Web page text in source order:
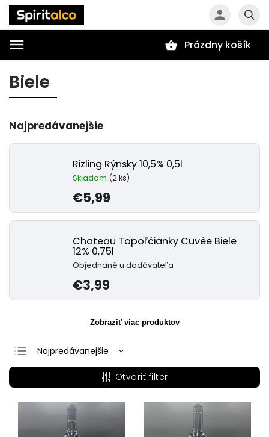
Prázdny košík
Biele
Najpredávanejšie
Rizling Rýnsky 10,5% 0,5l
Skladom (2 ks)
€5,99
Chateau Topoľčianky Cuvée Biele
12% 0,75l
Objednané u dodávateľa
€3,99
Zobraziť viac produktov
Najpredávanejšie
Najlacnejšie
Najdrahšie
Abecedne
Otvoriť filter